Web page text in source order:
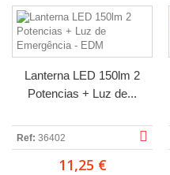
Lanterna LED 150lm 2
Potencias + Luz de...
Ref: 36402
11,25 €